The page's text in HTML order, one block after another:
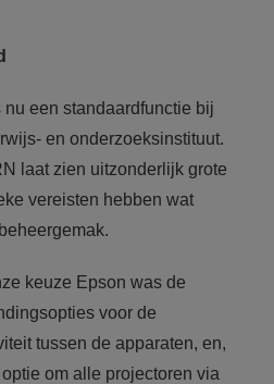
een standaardfunctie bij
en onderzoeksinstituut.
laat zien uitzonderlijk grote
vereisten hebben wat
keuze Epson was de
voor de
tussen de apparaten, en,
om alle projectoren via